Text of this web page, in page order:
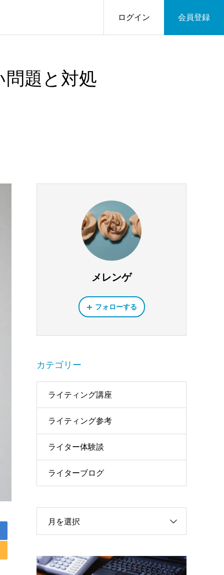
ログイン 会員登録
題と対処
メレンゲ
フォローする
カテゴリー
ライティング講座
ライティング参考
ライター体験談
ライターブログ
月を選択